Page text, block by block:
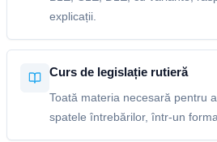
explicații.
Curs de legislație rutieră
Toată materia necesară pentru
spatele întrebărilor, într-un